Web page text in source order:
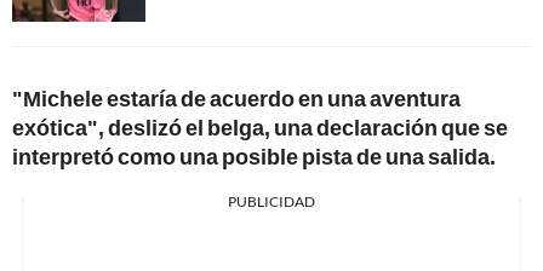
"Michele estaría de acuerdo en una aventura
exótica", deslizó el belga, una declaración que se
interpretó como una posible pista de una salida.
PUBLICIDAD